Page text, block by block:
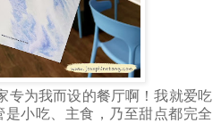
专为我而设的餐厅啊！我就爱吃
小吃、主食，乃至甜点都完全